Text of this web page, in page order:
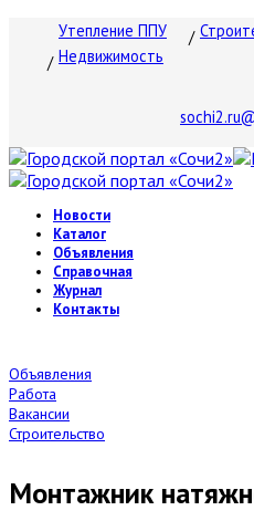
Утепление ППУ
Недвижимость
Новости
Каталог
Объявления
Справочная
Журнал
Контакты
Объявления
Работа
Вакансии
Строительство
Монтажник